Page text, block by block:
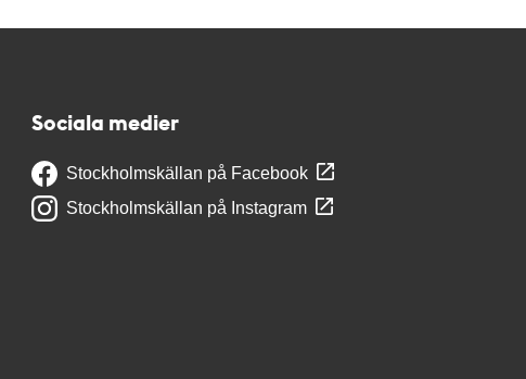
Sociala medier
Stockholmskällan på Facebook
Stockholmskällan på Instagram